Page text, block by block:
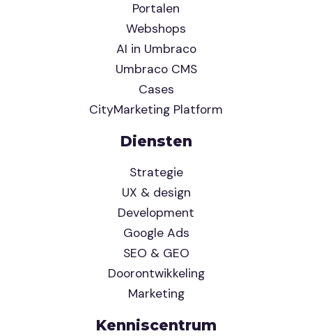
Portalen
Webshops
AI in Umbraco
Umbraco CMS
Cases
CityMarketing Platform
Diensten
Strategie
UX & design
Development
Google Ads
SEO & GEO
Doorontwikkeling
Marketing
Kenniscentrum